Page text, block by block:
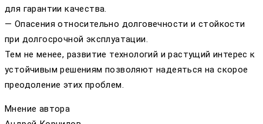
для гарантии качества.
— Опасения относительно долговечности и стойкости
при долгосрочной эксплуатации.
Тем не менее, развитие технологий и растущий интерес к
устойчивым решениям позволяют надеяться на скорое
преодоление этих проблем.
Мнение автора